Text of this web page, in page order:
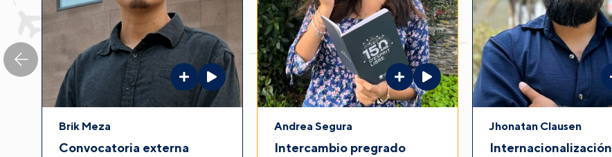
Brik Meza
Convocatoria externa
Andrea Segura
Intercambio pregrado
Jhonatan Clausen
Internacionalización